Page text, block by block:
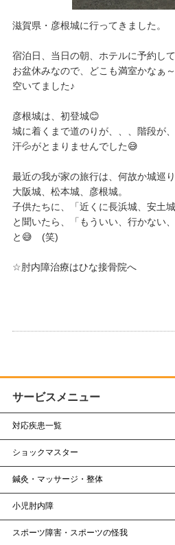
滋賀県・彦根城に行ってきました。
宿泊日、当日の朝、ホテルに予約し
お盆休みなので、どこも満室かなぁ
空いてました♪
彦根城は、初登城😊
城に着くまで道のりが、、、階段が、
汗💦がとまりませんでした😅
最近の我が家の旅行は、何故か城巡り
大阪城、松本城、彦根城。
子供たちに、「近くに長浜城、安土
と聞いたら、「もういい、行かない、
と😅 (笑)
☆肘内障治療はひな接骨院へ
サービスメニュー
対応疾患一覧
ショックマスター
鍼灸・マッサージ・整体
小児肘内障
スポーツ障害・スポーツの怪我